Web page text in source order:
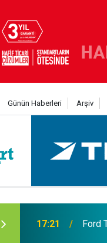
Günün Haberleri Arşiv
10:35